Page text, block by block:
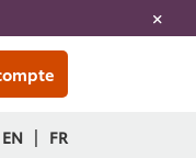
EN | FR